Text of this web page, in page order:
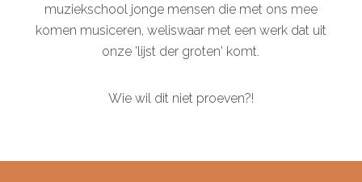
muziekschool jonge mensen die met ons mee
komen musiceren, weliswaar met een werk dat uit
onze 'lijst der groten' komt.
Wie wil dit niet proeven?!